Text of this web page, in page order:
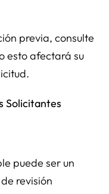
previa, consulte
esto afectará su
Solicitantes
puede ser un
revisión